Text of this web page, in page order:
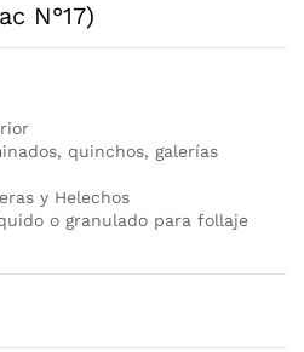
N°17)
quinchos, galerías
y Helechos
o granulado para follaje